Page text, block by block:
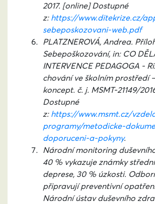
2017. [online] Dostupné
z: https://www.ditekrize.cz/
sebeposkozovani-web.pdf
PLATZNEROVÁ, Andrea.
Sebepoškozování, in: CO
INTERVENCE PEDAGOGA -
chování ve školním prostředí
koncept. č. j. MSMT-21149/
Dostupné
z: https://www.msmt.cz/
programy/metodicke-
doporuceni-a-pokyny.
Národní monitoring
40 % vykazuje známky
deprese, 30 % úzkosti.
připravují preventivní
Národní ústav duševního